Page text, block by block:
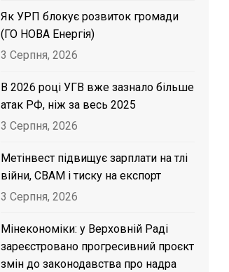
Як УРП блокує розвиток громади
(ГО НОВА Енергія)
3 Серпня, 2026
В 2026 році УГВ вже зазнало більше
атак РФ, ніж за весь 2025
3 Серпня, 2026
Метінвест підвищує зарплати на тлі
війни, CBAM і тиску на експорт
3 Серпня, 2026
Мінекономіки: у Верховній Раді
зареєстровано прогресивний проєкт
змін до законодавства про надра